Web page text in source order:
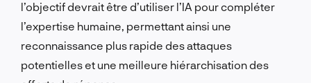
l’objectif devrait être d’utiliser l’IA pour compléter
l’expertise humaine, permettant ainsi une
reconnaissance plus rapide des attaques
potentielles et une meilleure hiérarchisation des